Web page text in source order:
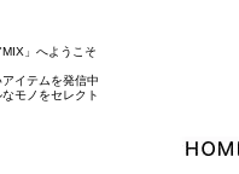
」へようこそ
イテムを発信中
モノをセレクト